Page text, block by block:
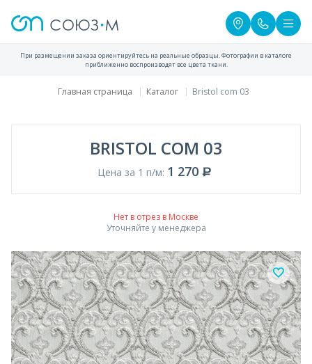
При размещении заказа ориентируйтесь на реальные образцы. Фотографии в каталоге
приближенно воспроизводят все цвета ткани.
Главная страница Каталог Bristol com 03
BRISTOL COM 03
Цена за 1 п/м: 1 270
Нет в отрез в Москве
Уточняйте у менеджера